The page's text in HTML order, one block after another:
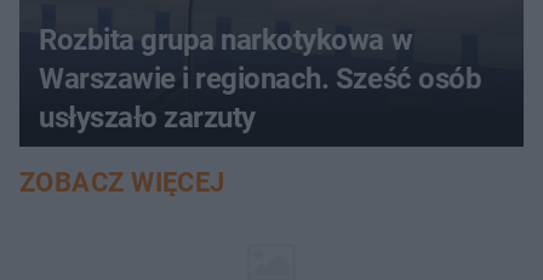
Rozbita grupa narkotykowa w
Warszawie i regionach. Sześć osób
usłyszało zarzuty
ZOBACZ WIĘCEJ